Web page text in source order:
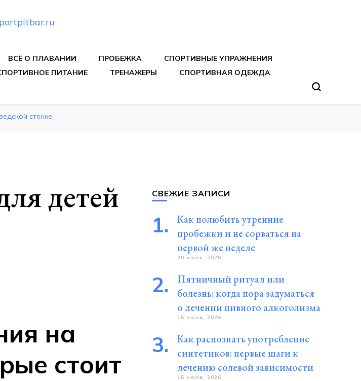
ВСЁ О ПЛАВАНИИ ПРОБЕЖКА
СПОРТИВНЫЕ УПРАЖНЕНИЯ
ПИТАНИЕ ТРЕНАЖЕРЫ СПОРТИВНАЯ ОДЕЖДА
стенке
детей
на
стоит
СВЕЖИЕ ЗАПИСИ
Как полюбить утренние
пробежки и не сорваться на
первой же неделе
20 июля, 2026
Пятничный ритуал или
болезнь: когда пора задуматься
о лечении пивного алкоголизма
15 июля, 2026
Как распознать употребление
синтетиков: первые шаги к
лечению солевой зависимости
15 июля, 2026